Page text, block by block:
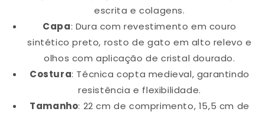
escrita e colagens.
Capa: Dura com revestimento em couro
sintético preto, rosto de gato em alto relevo e
olhos com aplicação de cristal dourado.
Costura: Técnica copta medieval, garantindo
resistência e flexibilidade.
Tamanho: 22 cm de comprimento, 15,5 cm de